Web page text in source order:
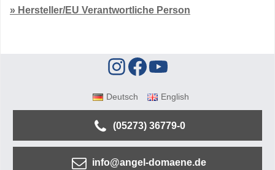
» Hersteller/EU Verantwortliche Person
Deutsch English
(05273) 36779-0
info@angel-domaene.de